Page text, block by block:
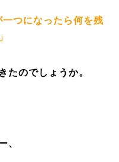
一つになったら何を残
たのでしょうか。
、